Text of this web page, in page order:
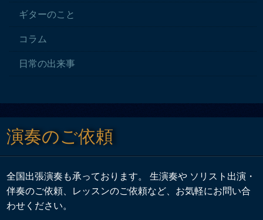
ギターのこと
コラム
日常の出来事
演奏のご依頼
全国出張演奏も承っております。 生演奏や ソリスト出演・
伴奏のご依頼、レッスンのご依頼など、お気軽にお問い合
わせください。